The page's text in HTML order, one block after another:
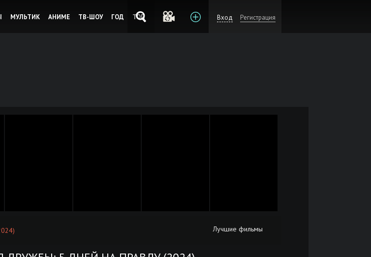
МУЛЬТИК АНИМЕ ТВ-ШОУ ГОД ТОП Вход Регистрация
Лучшие фильмы